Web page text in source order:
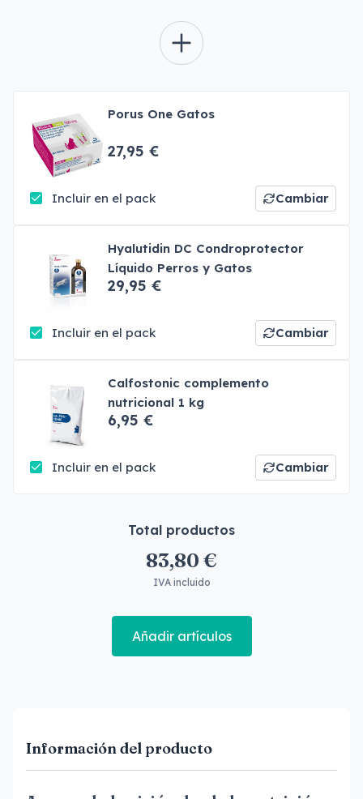
Porus One Gatos
27,95 €
Incluir en el pack Cambiar
Hyalutidin DC Condroprotector
Líquido Perros y Gatos
29,95 €
Incluir en el pack Cambiar
Calfostonic complemento
nutricional 1 kg
6,95 €
Incluir en el pack Cambiar
Total productos
83,80 €
IVA incluido
Añadir artículos
Información del producto